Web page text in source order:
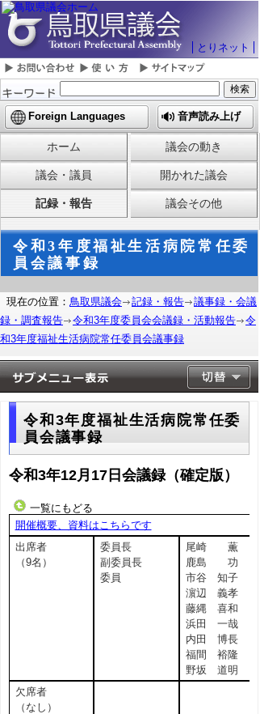
とりネット
Foreign Languages 音声読み上げ
ホーム 議会の動き
議会・議員 開かれた議会
記録・報告 議会その他
令和3年度福祉生活病院常任委
員会議事録
現在の位置： 鳥取県議会 記録・報告
議事録・会議
録・調査報告
令和3年度委員会会議録・活動報告
令
和3年度福祉生活病院常任委員会議事録
令和3年度福祉生活病院常任委
員会議事録
令和3年12月17日会議録（確定版）
一覧にもどる
開催概要、資料はこちらです
出席者
（9名）
委員長
副委員長
委員
尾崎 薫
鹿島 功
市谷 知子
濵辺 義孝
藤縄 喜和
浜田 一哉
内田 博長
福間 裕隆
野坂 道明
欠席者
（なし）